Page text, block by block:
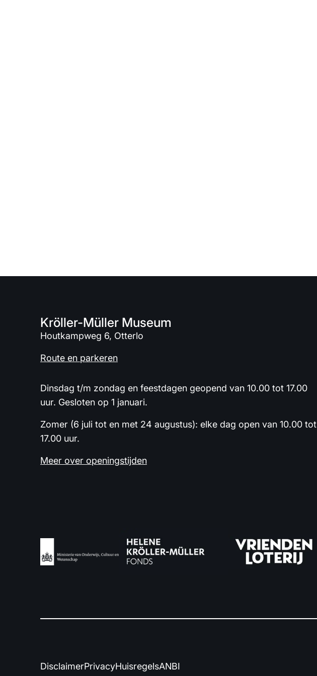
Kröller-Müller Museum
Houtkampweg 6, Otterlo
Route en parkeren
Dinsdag t/m zondag en feestdagen geopend van 10.00 tot 17.00
uur. Gesloten op 1 januari.
Zomer (6 juli tot en met 24 augustus): elke dag open van 10.00 tot
17.00 uur.
Meer over openingstijden
DisclaimerPrivacyHuisregelsANBI